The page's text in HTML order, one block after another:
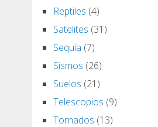
Reptiles (4)
Satelites (31)
Sequía (7)
Sismos (26)
Suelos (21)
Telescopios (9)
Tornados (13)